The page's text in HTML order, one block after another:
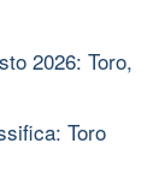
2026: Toro,
Toro